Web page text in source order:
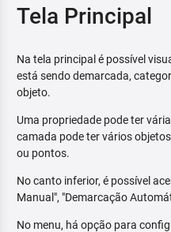
Tela Principal
Na tela principal é possível
está sendo demarcada,
objeto.
Uma propriedade pode ter
camada pode ter vários
ou pontos.
No canto inferior, é possível
Manual", "Demarcação
No menu, há opção para